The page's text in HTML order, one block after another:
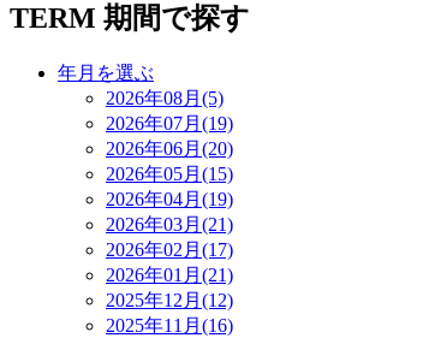
TERM 期間で探す
年月を選ぶ
2026年08月(5)
2026年07月(19)
2026年06月(20)
2026年05月(15)
2026年04月(19)
2026年03月(21)
2026年02月(17)
2026年01月(21)
2025年12月(12)
2025年11月(16)